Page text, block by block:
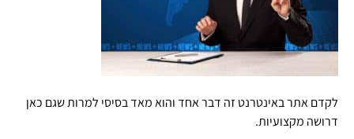
לקדם אתר באינטרנט זה דבר אחד והוא מאד בסיסי למרות שגם כאן
דרושה מקצועיות.